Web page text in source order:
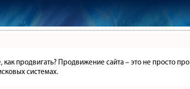
как продвигать? Продвижение сайта – это не просто
системах.